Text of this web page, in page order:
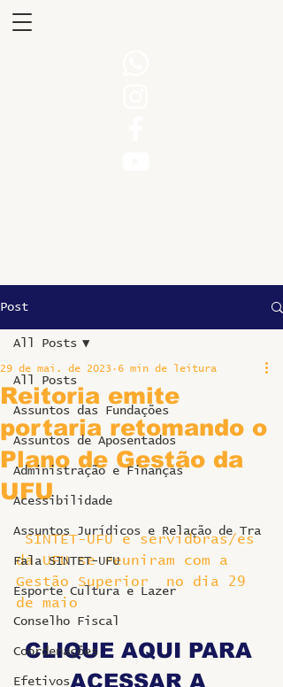
Post
All Posts
Assuntos das Fundações
Assuntos de Aposentados
Administração e Finanças
Acessibilidade
Assuntos Jurídicos e Relação de Tra
Fala SINTET-UFU
Esporte Cultura e Lazer
Conselho Fiscal
Coordenações
Efetivos
All Posts
Reitoria emite
portaria retomando o
Plano de Gestão da
UFU
29 de mai. de 2023 6 min de leitura
SINTET-UFU e servidoras/es
da UFU se reuniram com a
Gestão Superior  no dia 29
de maio
CLIQUE AQUI PARA
ACESSAR A